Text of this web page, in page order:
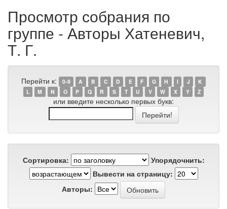
Просмотр собрания по
группе - Авторы Хатеневич,
Т. Г.
Перейти к: 0-9 A B C D E F G H I J
K
L
M N O P Q R S T U V W X Y Z
или введите несколько первых букв:
Сортировка:
Упорядочнить:
Вывести на страницу:
Авторы: